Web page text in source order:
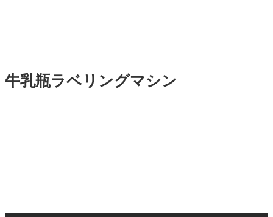
牛乳瓶ラベリングマシン